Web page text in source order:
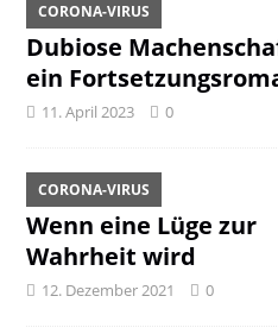
Dubiose
ein
CORONA-VIRUS
11. April 2023 0
Wenn eine Lüge zur
Wahrheit wird
CORONA-VIRUS
12. Dezember 2021 0